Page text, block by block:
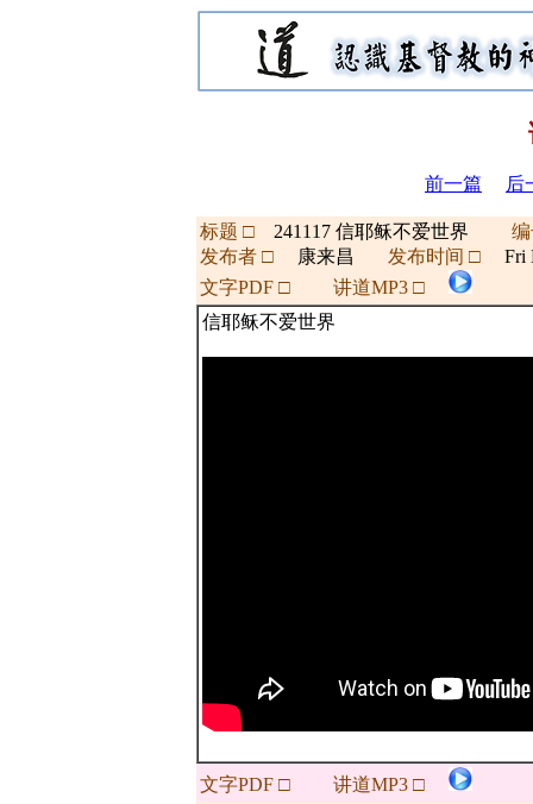
前一篇 后
标题 □ 241117 信耶稣不爱世界
发布者 □
康来昌 发布时间 □
Fri
文字PDF □
讲道MP3 □
信耶稣不爱世界
文字PDF □ 讲道MP3 □